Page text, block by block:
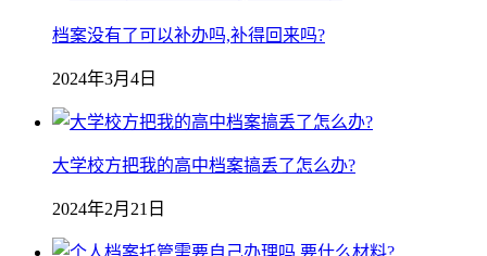
档案没有了可以补办吗,补得回来吗?
2024年3月4日
大学校方把我的高中档案搞丢了怎么办?
2024年2月21日